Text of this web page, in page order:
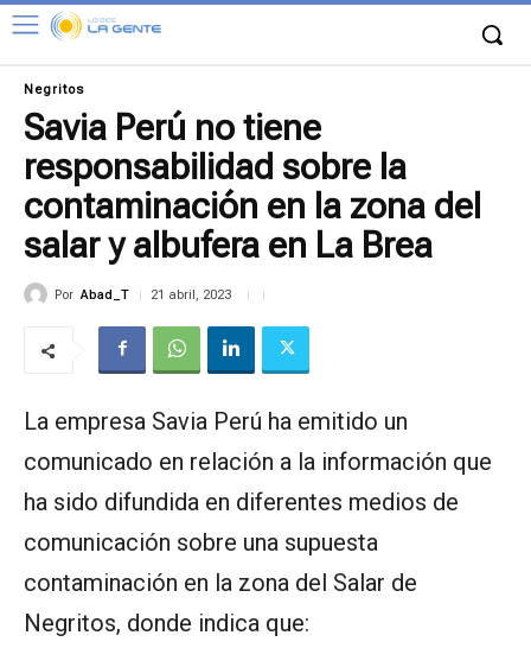
Negritos
Savia Perú no tiene
responsabilidad sobre la
contaminación en la zona del
salar y albufera en La Brea
Por Abad_T 21 abril, 2023
La empresa Savia Perú ha emitido un
comunicado en relación a la información que
ha sido difundida en diferentes medios de
comunicación sobre una supuesta
contaminación en la zona del Salar de
Negritos, donde indica que: